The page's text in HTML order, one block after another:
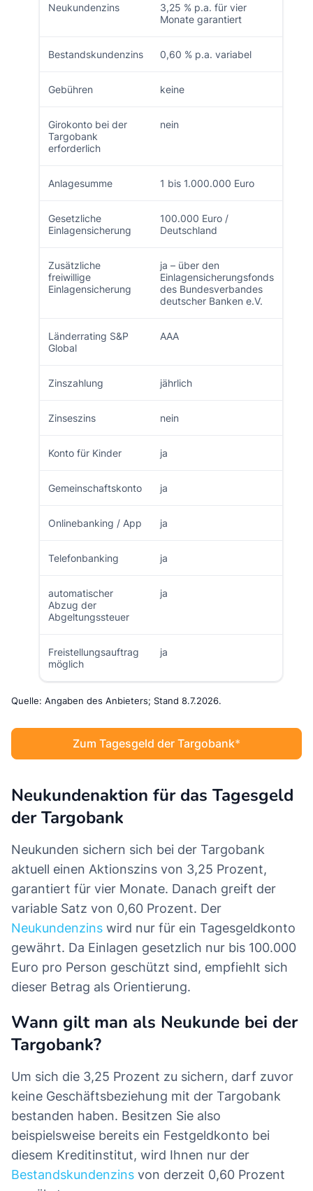
Neukundenzins
3,25 % p.a. für vier
Monate garantiert
Bestandskundenzins 0,60 % p.a. variabel
Gebühren keine
Girokonto bei der
Targobank
erforderlich
nein
Anlagesumme 1 bis 1.000.000 Euro
Gesetzliche
Einlagensicherung
100.000 Euro /
Deutschland
Zusätzliche
freiwillige
Einlagensicherung
ja – über den
Einlagensicherungsfonds
des Bundesverbandes
deutscher Banken e.V.
Länderrating S&P
Global
AAA
Zinszahlung jährlich
Zinseszins nein
Konto für Kinder ja
Gemeinschaftskonto ja
Onlinebanking / App ja
Telefonbanking ja
automatischer
Abzug der
Abgeltungssteuer
ja
Freistellungsauftrag
möglich
ja
Quelle: Angaben des Anbieters; Stand 8.7.2026.
Zum Tagesgeld der Targobank
Neukundenaktion für das Tagesgeld
der Targobank
Neukunden sichern sich bei der Targobank
aktuell einen Aktionszins von 3,25 Prozent,
garantiert für vier Monate. Danach greift der
variable Satz von 0,60 Prozent. Der
Neukundenzins wird nur für ein Tagesgeldkonto
gewährt. Da Einlagen gesetzlich nur bis 100.000
Euro pro Person geschützt sind, empfiehlt sich
dieser Betrag als Orientierung.
Wann gilt man als Neukunde bei der
Targobank?
Um sich die 3,25 Prozent zu sichern, darf zuvor
keine Geschäftsbeziehung mit der Targobank
bestanden haben. Besitzen Sie also
beispielsweise bereits ein Festgeldkonto bei
diesem Kreditinstitut, wird Ihnen nur der
Bestandskundenzins von derzeit 0,60 Prozent